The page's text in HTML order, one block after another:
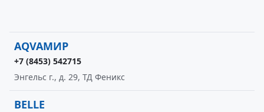
AQVAМИР
+7 (8453) 542715
Энгельс г., д. 29, ТД Феникс
BELLE